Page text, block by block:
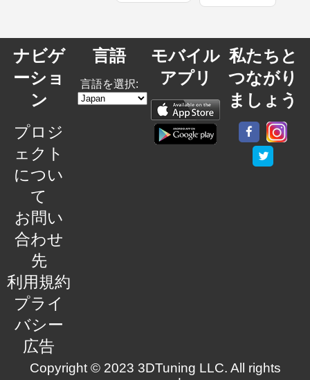
ナビゲ
ーショ
ン
プロジ
ェクト
につい
て
お問い
合わせ
先
利用規約
プライ
バシー
広告
言語
言語を選択:
モバイル
アプリ
私たちと
つながり
ましょう
Copyright © 2023 3DTuning LLC. All rights